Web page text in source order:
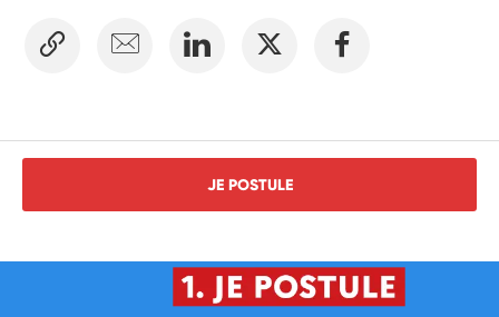
JE POSTULE